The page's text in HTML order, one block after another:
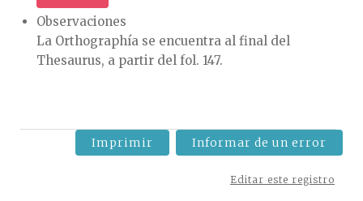
Observaciones
La Orthographía se encuentra al final del
Thesaurus, a partir del fol. 147.
Imprimir Informar de un error
Editar este registro